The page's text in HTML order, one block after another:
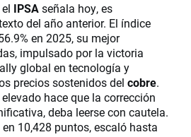
IPSAseñala hoy, es
del año anterior. El índice
en 2025, su mejor
impulsado por la victoria
global en tecnología y
precios sostenidos del cobre.
hace que la corrección
deba leerse con cautela.
10,428 puntos, escaló hasta